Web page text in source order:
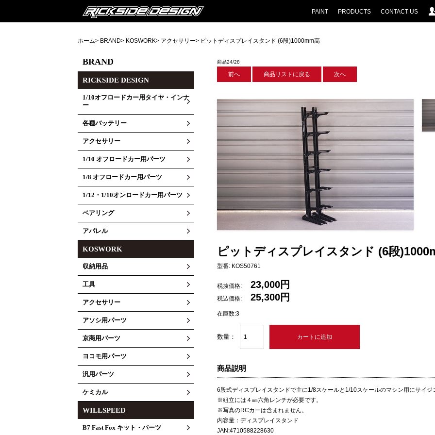
PAINT PRODUCTS CONTACT US
ホーム> BRAND> KOSWORK> アクセサリー> ピットディスプレイスタンド (6段)1000mm高
BRAND
RICKSIDE DESIGN
1/10オフロードカー用タイヤ・インナ
ー
各種バッテリー
アクセサリー
1/10 オフロードカー用パーツ
1/8 オフロードカー用パーツ
1/12・1/10オンロードカー用パーツ
ベアリング
アパレル
KOSWORK
収納用品
工具
アクセサリー
アソシ用パーツ
京商用パーツ
ヨコモ用パーツ
汎用パーツ
ケミカル
WILLSPEED
B7 Fast Fox キット・パーツ
商品24/28
前へ 商品リストに戻る 次へ
ピットディスプレイスタンド (6段
型番: KOS50761
税抜価格: 23,000円
税込価格: 25,300円
在庫数:3
数量：
商品説明
6段式ディスプレイスタンドで主に1/8スケールと1/10スケールのマシン用にサイジ
※組立には４㎜六角レンチが必要です。
※写真のRCカーは含まれません。
内容量：ディスプレイスタンド
JAN:4710588228630